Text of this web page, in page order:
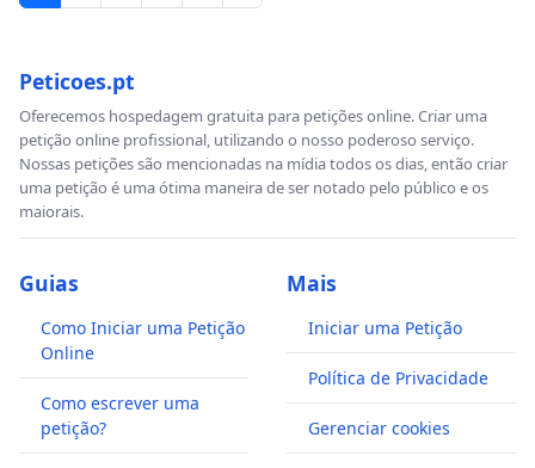
Peticoes.pt
Oferecemos hospedagem gratuita para petições online. Criar uma
petição online profissional, utilizando o nosso poderoso serviço.
Nossas petições são mencionadas na mídia todos os dias, então criar
uma petição é uma ótima maneira de ser notado pelo público e os
maiorais.
Guias
Como Iniciar uma Petição
Online
Como escrever uma
petição?
Mais
Iniciar uma Petição
Política de Privacidade
Gerenciar cookies